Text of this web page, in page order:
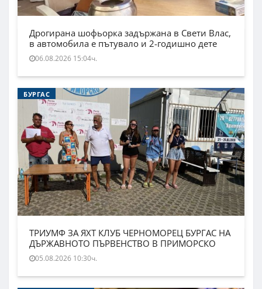
Дрогирана шофьорка задържана в Свети Влас,
в автомобила е пътувало и 2-годишно дете
06.08.2026 15:04ч.
БУРГАС
ТРИУМФ ЗА ЯХТ КЛУБ ЧЕРНОМОРЕЦ БУРГАС НА
ДЪРЖАВНОТО ПЪРВЕНСТВО В ПРИМОРСКО
05.08.2026 10:30ч.